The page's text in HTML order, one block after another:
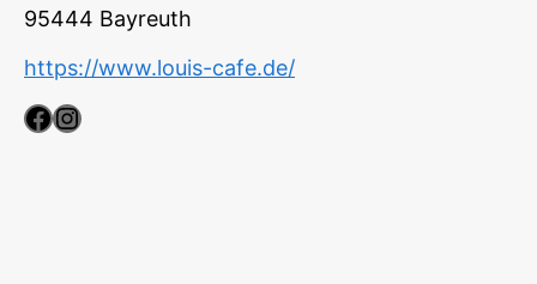
95444 Bayreuth
https://www.louis-cafe.de/